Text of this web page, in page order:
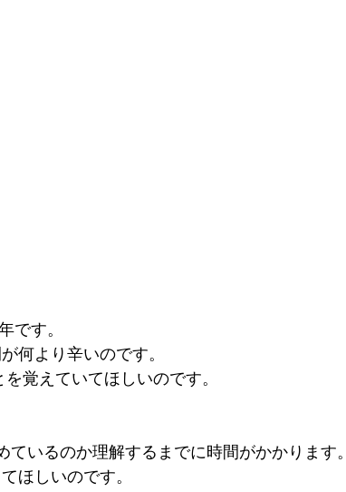
です。
何より辛いのです。
覚えていてほしいのです。
ているのか理解するまでに時間がかかります。
ほしいのです。